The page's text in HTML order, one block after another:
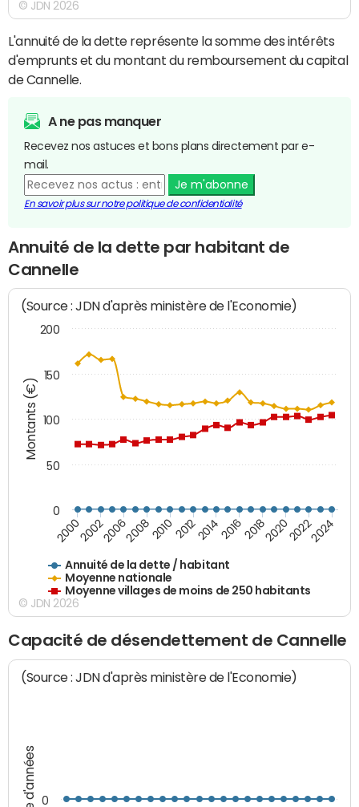
© JDN 2026
L'annuité de la dette représente la somme des intérêts
d'emprunts et du montant du remboursement du capital
de Cannelle.
A ne pas manquer
Recevez nos astuces et bons plans directement par e-
mail.
Je m'abonne
En savoir plus sur notre politique de confidentialité
Annuité de la dette par habitant de
Cannelle
Montants (€)
(Source : JDN d'après ministère de l'Economie)
Annuité de la dette / habitant
Moyenne nationale
Moyenne villages de moins de 250 habitants
200020022006200820102012201420162018202020222024
0
50
100
150
200
© JDN 2026
Capacité de désendettement de Cannelle
(Source : JDN d'après ministère de l'Economie)
0